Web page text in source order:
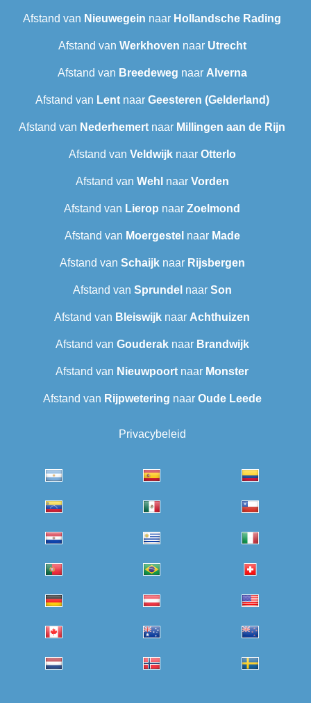
Afstand van Nieuwegein naar Hollandsche Rading
Afstand van Werkhoven naar Utrecht
Afstand van Breedeweg naar Alverna
Afstand van Lentnaar Geesteren (Gelderland)
Afstand van Nederhemert naar Millingen aan de Rijn
Afstand van Veldwijknaar Otterlo
Afstand van Wehl naar Vorden
Afstand van Lierop naar Zoelmond
Afstand van Moergestel naar Made
Afstand van Schaijknaar Rijsbergen
Afstand van Sprundel naar Son
Afstand van Bleiswijk naar Achthuizen
Afstand van Gouderaknaar Brandwijk
Afstand van Nieuwpoort naar Monster
Afstand van Rijpwetering naar Oude Leede
Privacybeleid